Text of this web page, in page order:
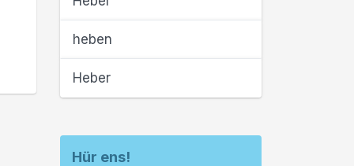
heben
Heber
Hür ens!